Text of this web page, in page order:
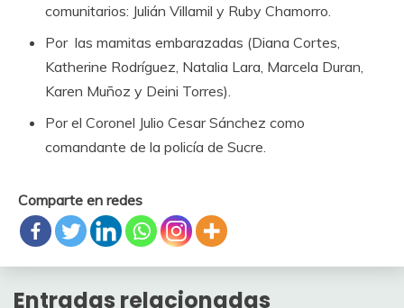
comunitarios: Julián Villamil y Ruby Chamorro.
Por las mamitas embarazadas (Diana Cortes,
Katherine Rodríguez, Natalia Lara, Marcela Duran,
Karen Muñoz y Deini Torres).
Por el Coronel Julio Cesar Sánchez como
comandante de la policía de Sucre.
Comparte en redes
Entradas relacionadas